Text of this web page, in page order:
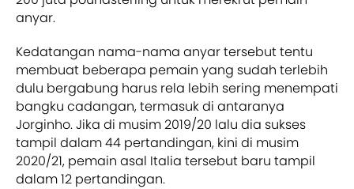
anyar.
Kedatangan nama-nama anyar tersebut tentu
membuat beberapa pemain yang sudah terlebih
dulu bergabung harus rela lebih sering menempati
bangku cadangan, termasuk di antaranya
Jorginho. Jika di musim 2019/20 lalu dia sukses
tampil dalam 44 pertandingan, kini di musim
2020/21, pemain asal Italia tersebut baru tampil
dalam 12 pertandingan.